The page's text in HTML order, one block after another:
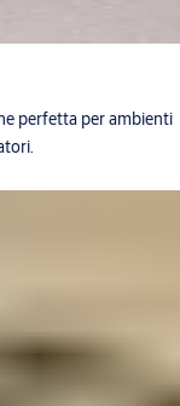
perfetta per ambienti